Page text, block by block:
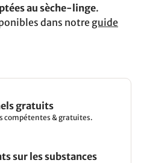
au sèche-linge.
dans notre guide
gratuits
compétentes & gratuites.
sur les substances